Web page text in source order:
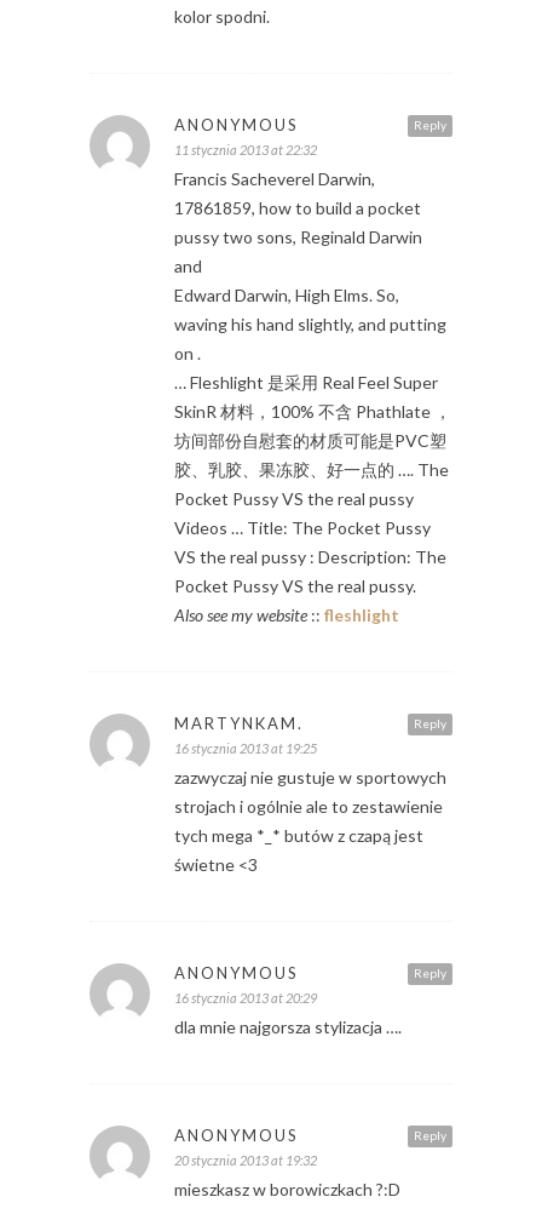
kolor spodni.
Reply
ANONYMOUS
11 stycznia 2013 at 22:32
Francis Sacheverel Darwin,
17861859, how to build a pocket
pussy two sons, Reginald Darwin
and
Edward Darwin, High Elms. So,
waving his hand slightly, and putting
on .
… Fleshlight 是采用 Real Feel Super
SkinR 材料，100% 不含 Phathlate ，
坊间部份自慰套的材质可能是PVC塑
胶、乳胶、果冻胶、好一点的 …. The
Pocket Pussy VS the real pussy
Videos … Title: The Pocket Pussy
VS the real pussy : Description: The
Pocket Pussy VS the real pussy.
Also see my website :: fleshlight
Reply
MARTYNKAM.
16 stycznia 2013 at 19:25
zazwyczaj nie gustuje w sportowych
strojach i ogólnie ale to zestawienie
tych mega *_* butów z czapą jest
świetne <3
Reply
ANONYMOUS
16 stycznia 2013 at 20:29
dla mnie najgorsza stylizacja ….
Reply
ANONYMOUS
20 stycznia 2013 at 19:32
mieszkasz w borowiczkach ?:D